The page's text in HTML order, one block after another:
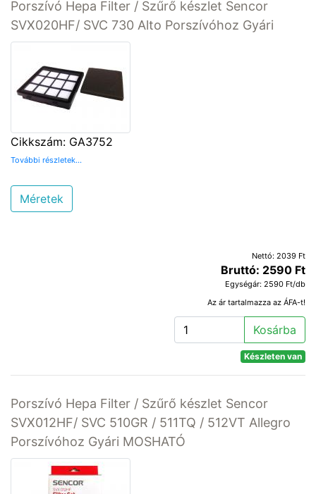
Porszívó Hepa Filter / Szűrő készlet Sencor
SVX020HF/ SVC 730 Alto Porszívóhoz Gyári
Cikkszám: GA3752
További részletek...
Méretek
Nettó: 2039 Ft
Bruttó: 2590 Ft
Egységár: 2590 Ft/db
Az ár tartalmazza az ÁFA-t!
Kosárba
Készleten van
Porszívó Hepa Filter / Szűrő készlet Sencor
SVX012HF/ SVC 510GR / 511TQ / 512VT Allegro
Porszívóhoz Gyári MOSHATÓ